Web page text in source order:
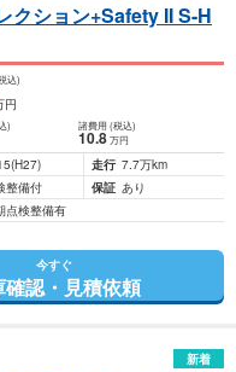
クション+Safety II S-H
込)
円
) 諸費用 (税込)
10.8 万円
(H27) 走行 7.7万km
整備付 保証 あり
点検整備有
今すぐ
確認・見積依頼
新着